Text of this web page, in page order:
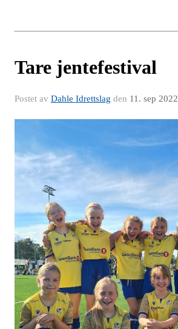
Tare jentefestival
Postet av Dahle Idrettslag den 11. sep 2022